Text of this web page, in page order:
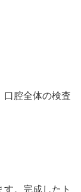
腔全体の検査
。完成したト